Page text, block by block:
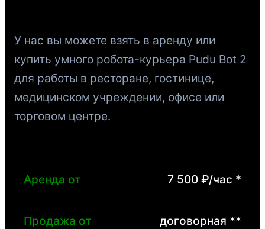
У нас вы можете взять в аренду или
купить умного робота-курьера Pudu Bot 2
для работы в ресторане, гостинице,
медицинском учреждении, офисе или
торговом центре.
Аренда от 7 500 ₽/час *
Продажа от договорная **